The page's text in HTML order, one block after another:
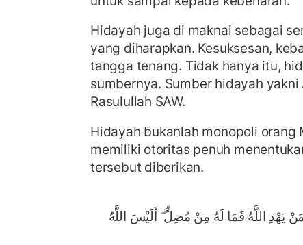
Hidayah juga di maknai sebagai
yang diharapkan. Kesuksesan,
tangga tenang. Tidak hanya itu,
sumbernya. Sumber hidayah yakni
Rasulullah SAW.
Hidayah bukanlah monopoli orang
memiliki otoritas penuh
tersebut diberikan.
يَهْدِ اللَّهُ فَمَا لَهُ مِنْ مُضِلٍّ ۗ أَلَيْسَ اللَّهُ